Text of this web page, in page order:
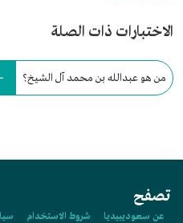
الاختبارات ذات الصلة
من هو عبدالله بن محمد آل الشيخ؟
تصفح
عن سعوديبيديا شروط الاستخدام